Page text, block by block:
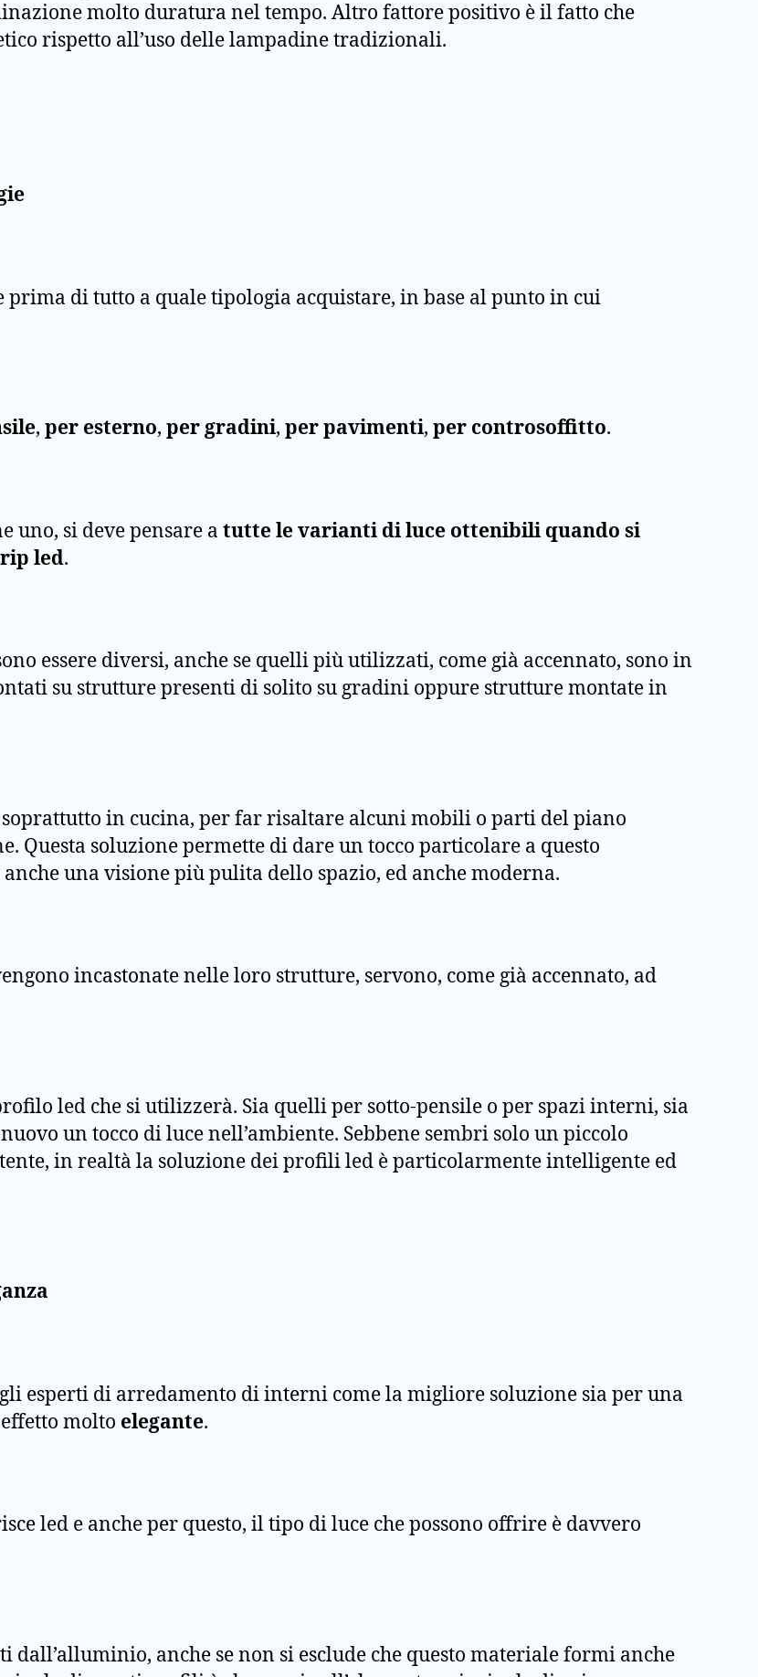
molto duratura nel tempo. Altro fattore positivo è il fatto che
rispetto all’uso delle lampadine tradizionali.
di tutto a quale tipologia acquistare, in base al punto in cui
, per esterno, per gradini, per pavimenti, per controsoffitto.
uno, si deve pensare a tutte le varianti di luce ottenibili quando si
led.
essere diversi, anche se quelli più utilizzati, come già accennato, sono in
su strutture presenti di solito su gradini oppure strutture montate in
in cucina, per far risaltare alcuni mobili o parti del piano
Questa soluzione permette di dare un tocco particolare a questo
una visione più pulita dello spazio, ed anche moderna.
incastonate nelle loro strutture, servono, come già accennato, ad
led che si utilizzerà. Sia quelli per sotto-pensile o per spazi interni, sia
un tocco di luce nell’ambiente. Sebbene sembri solo un piccolo
in realtà la soluzione dei profili led è particolarmente intelligente ed
esperti di arredamento di interni come la migliore soluzione sia per una
molto elegante.
led e anche per questo, il tipo di luce che possono offrire è davvero
anche se non si esclude che questo materiale formi anche